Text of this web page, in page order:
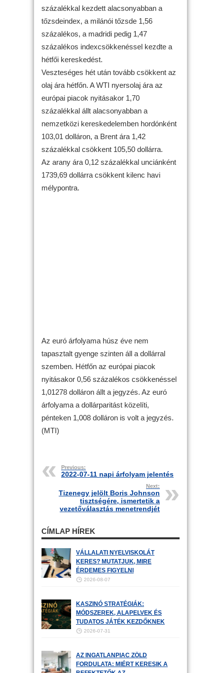
százalékkal kezdett alacsonyabban a
tőzsdeindex, a milánói tőzsde 1,56
százalékos, a madridi pedig 1,47
százalékos indexcsökkenéssel kezdte a
hétfői kereskedést.
Veszteséges hét után tovább csökkent az
olaj ára hétfőn. A WTI nyersolaj ára az
európai piacok nyitásakor 1,70
százalékkal állt alacsonyabban a
nemzetközi kereskedelemben hordónként
103,01 dolláron, a Brent ára 1,42
százalékkal csökkent 105,50 dollárra.
Az arany ára 0,12 százalékkal unciánként
1739,69 dollárra csökkent kilenc havi
mélypontra.
Az euró árfolyama húsz éve nem
tapasztalt gyenge szinten áll a dollárral
szemben. Hétfőn az európai piacok
nyitásakor 0,56 százalékos csökkenéssel
1,01278 dolláron állt a jegyzés. Az euró
árfolyama a dollárparitást közelíti,
pénteken 1,008 dolláron is volt a jegyzés.
(MTI)
Previous:
2022-07-11 napi árfolyam jelentés
Next:
Tizenegy jelölt Boris Johnson
tisztségére, ismertetik a
vezetőválasztás menetrendjét
CÍMLAP HÍREK
VÁLLALATI NYELVISKOLÁT
KERES? MUTATJUK, MIRE
ÉRDEMES FIGYELNI
2026-08-07
KASZINÓ STRATÉGIÁK:
MÓDSZEREK, ALAPELVEK ÉS
TUDATOS JÁTÉK KEZDŐKNEK
2026-07-31
AZ INGATLANPIAC ZÖLD
FORDULATA: MIÉRT KERESIK A